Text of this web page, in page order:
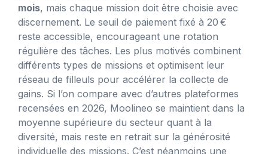
mois, mais chaque mission doit être choisie avec
discernement. Le seuil de paiement fixé à 20 €
reste accessible, encourageant une rotation
régulière des tâches. Les plus motivés combinent
différents types de missions et optimisent leur
réseau de filleuls pour accélérer la collecte de
gains. Si l’on compare avec d’autres plateformes
recensées en 2026, Moolineo se maintient dans la
moyenne supérieure du secteur quant à la
diversité, mais reste en retrait sur la générosité
individuelle des missions. C’est néanmoins une